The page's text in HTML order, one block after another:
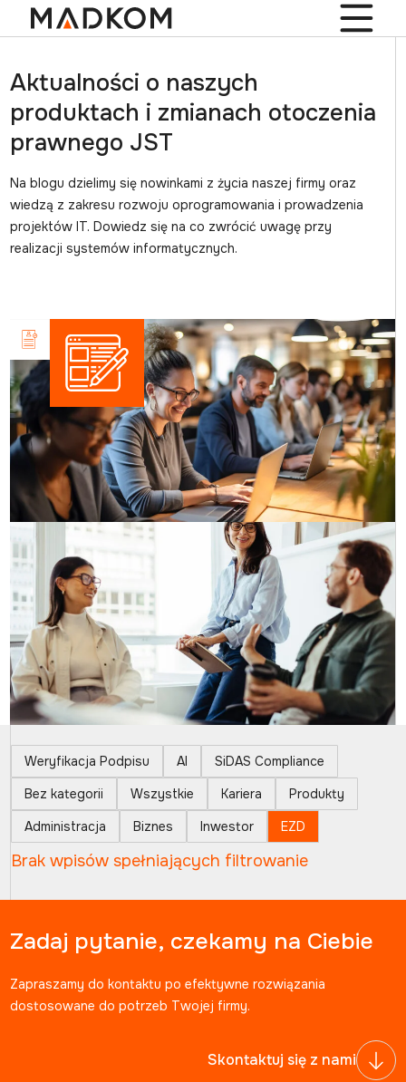
Aktualności o naszych
produktach i zmianach otoczenia
prawnego JST
Na blogu dzielimy się nowinkami z życia naszej firmy oraz
wiedzą z zakresu rozwoju oprogramowania i prowadzenia
projektów IT. Dowiedz się na co zwrócić uwagę przy
realizacji systemów informatycznych.
Weryfikacja Podpisu AI
SiDAS Compliance
Bez kategorii
Wszystkie Kariera
Produkty
Administracja
Biznes Inwestor EZD
Brak wpisów spełniających filtrowanie
Zadaj pytanie, czekamy na Ciebie
Zapraszamy do kontaktu po efektywne rozwiązania
dostosowane do potrzeb Twojej firmy.
Skontaktuj się z nami